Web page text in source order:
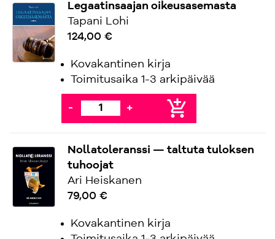
Legaatinsaajan oikeusasemasta
Tapani Lohi
124,00 €
Kovakantinen kirja
Toimitusaika 1-3 arkipäivää
- + add_shopping_cart
Nollatoleranssi — taltuta tuloksen
tuhoojat
Ari Heiskanen
79,00 €
Kovakantinen kirja